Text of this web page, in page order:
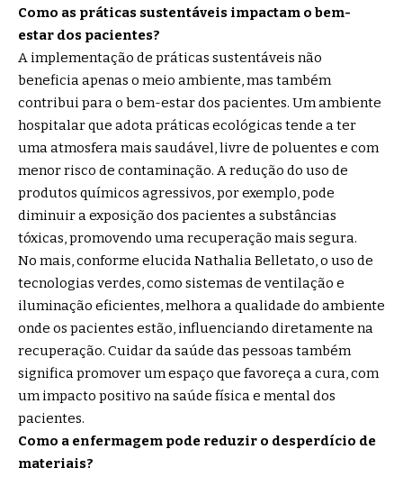
Como as práticas sustentáveis impactam o bem-
estar dos pacientes?
A implementação de práticas sustentáveis não
beneficia apenas o meio ambiente, mas também
contribui para o bem-estar dos pacientes. Um ambiente
hospitalar que adota práticas ecológicas tende a ter
uma atmosfera mais saudável, livre de poluentes e com
menor risco de contaminação. A redução do uso de
produtos químicos agressivos, por exemplo, pode
diminuir a exposição dos pacientes a substâncias
tóxicas, promovendo uma recuperação mais segura.
No mais, conforme elucida Nathalia Belletato, o uso de
tecnologias verdes, como sistemas de ventilação e
iluminação eficientes, melhora a qualidade do ambiente
onde os pacientes estão, influenciando diretamente na
recuperação. Cuidar da saúde das pessoas também
significa promover um espaço que favoreça a cura, com
um impacto positivo na saúde física e mental dos
pacientes.
Como a enfermagem pode reduzir o desperdício de
materiais?